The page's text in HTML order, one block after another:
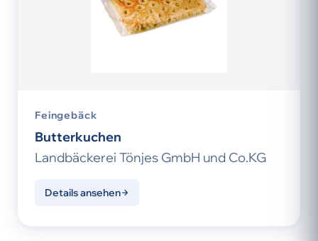
Feingebäck
Butterkuchen
Landbäckerei Tönjes GmbH und Co.KG
Details ansehen